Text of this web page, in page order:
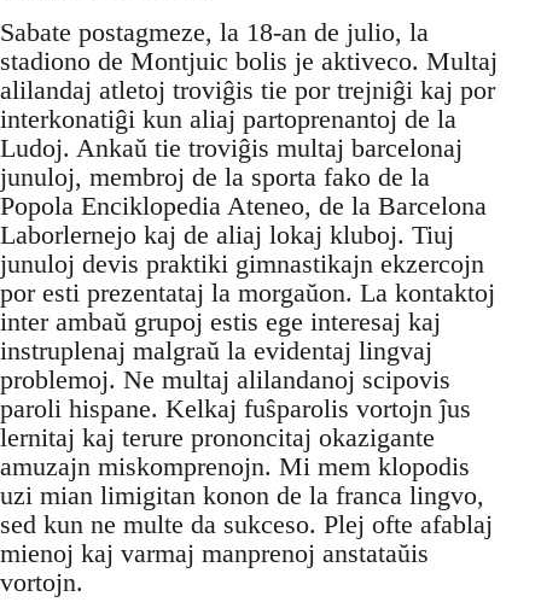
Sabate postagmeze, la 18-an de julio, la
stadiono de Montjuic bolis je aktiveco. Multaj
alilandaj atletoj troviĝis tie por trejniĝi kaj por
interkonatiĝi kun aliaj partoprenantoj de la
Ludoj. Ankaŭ tie troviĝis multaj barcelonaj
junuloj, membroj de la sporta fako de la
Popola Enciklopedia Ateneo, de la Barcelona
Laborlernejo kaj de aliaj lokaj kluboj. Tiuj
junuloj devis praktiki gimnastikajn ekzercojn
por esti prezentataj la morgaŭon. La kontaktoj
inter ambaŭ grupoj estis ege interesaj kaj
instruplenaj malgraŭ la evidentaj lingvaj
problemoj. Ne multaj alilandanoj scipovis
paroli hispane. Kelkaj fuŝparolis vortojn ĵus
lernitaj kaj terure prononcitaj okazigante
amuzajn miskomprenojn. Mi mem klopodis
uzi mian limigitan konon de la franca lingvo,
sed kun ne multe da sukceso. Plej ofte afablaj
mienoj kaj varmaj manprenoj anstataŭis
vortojn.